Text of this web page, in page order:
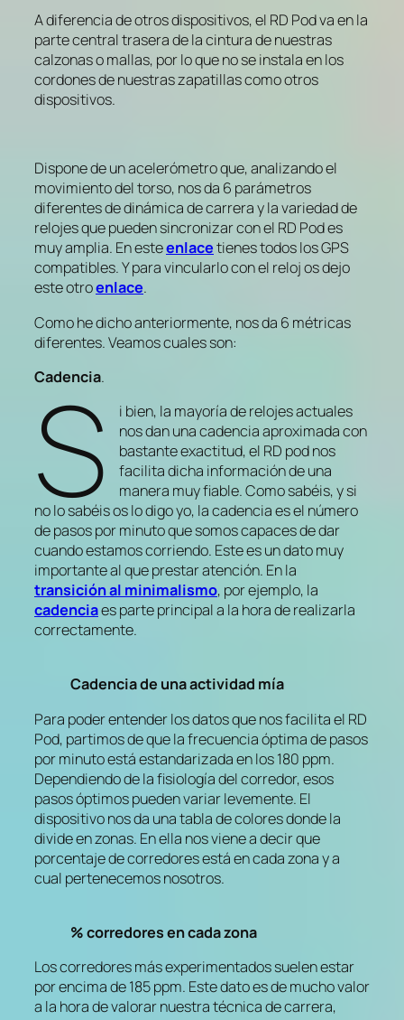
A diferencia de otros dispositivos, el RD Pod va en la
parte central trasera de la cintura de nuestras
calzonas o mallas, por lo que no se instala en los
cordones de nuestras zapatillas como otros
dispositivos.
Dispone de un acelerómetro que, analizando el
movimiento del torso, nos da 6 parámetros
diferentes de dinámica de carrera y la variedad de
relojes que pueden sincronizar con el RD Pod es
muy amplia. En esteenlacetienes todos los GPS
compatibles. Y para vincularlo con el reloj os dejo
este otroenlace.
Como he dicho anteriormente, nos da 6 métricas
diferentes. Veamos cuales son:
Cadencia.
S
i bien, la mayoría de relojes actuales
nos dan una cadencia aproximada con
bastante exactitud, el RD pod nos
facilita dicha información de una
manera muy fiable. Como sabéis, y si
no lo sabéis os lo digo yo, la cadencia es el número
de pasos por minuto que somos capaces de dar
cuando estamos corriendo. Este es un dato muy
importante al que prestar atención. En la
transición al minimalismo, por ejemplo, la
cadenciaes parte principal a la hora de realizarla
correctamente.
Cadencia de una actividad mía
Para poder entender los datos que nos facilita el RD
Pod, partimos de que la frecuencia óptima de pasos
por minuto está estandarizada en los 180 ppm.
Dependiendo de la fisiología del corredor, esos
pasos óptimos pueden variar levemente. El
dispositivo nos da una tabla de colores donde la
divide en zonas. En ella nos viene a decir que
porcentaje de corredores está en cada zona y a
cual pertenecemos nosotros.
% corredores en cada zona
Los corredores más experimentados suelen estar
por encima de 185 ppm. Este dato es de mucho valor
a la hora de valorar nuestra técnica de carrera,